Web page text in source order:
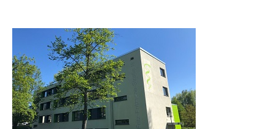
Sanitätshaus Frohburg
Sanitätshaus Geithain
Sanitätshaus Hoyerswerda
Sanitätshaus Leipzig / Paunsdorf